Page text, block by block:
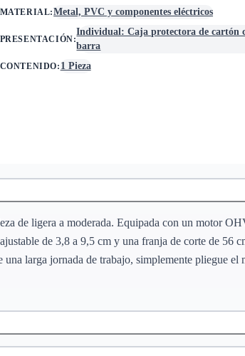
MATERIAL:Metal, PVC y componentes eléctricos
PRESENTACIÓN:
Individual: Caja protectora de cartón
barra
CONTENIDO: 1 Pieza
de ligera a moderada. Equipada con un motor
de 3,8 a 9,5 cm y una franja de corte de 56
larga jornada de trabajo, simplemente pliegue